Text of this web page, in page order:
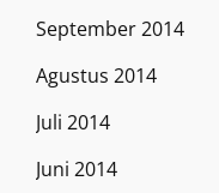
September 2014
Agustus 2014
Juli 2014
Juni 2014